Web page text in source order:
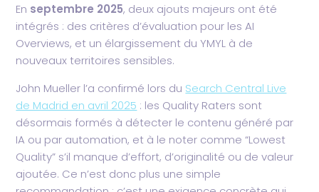
En septembre 2025, deux ajouts majeurs ont été
intégrés : des critères d’évaluation pour les AI
Overviews, et un élargissement du YMYL à de
nouveaux territoires sensibles.
John Mueller l’a confirmé lors du Search Central Live
de Madrid en avril 2025 : les Quality Raters sont
désormais formés à détecter le contenu généré par
IA ou par automation, et à le noter comme “Lowest
Quality” s’il manque d’effort, d’originalité ou de valeur
ajoutée. Ce n’est donc plus une simple